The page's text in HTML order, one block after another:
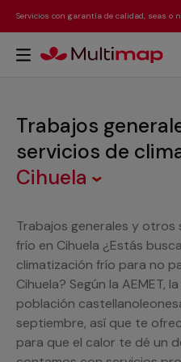
Servicios con garantía de calidad, seas o
Trabajos
servicios de
Cihuela
Trabajos generales y otros
frío en Cihuela ¿Estás
climatización frío para no
Cihuela? Según la AEMET,
población
septiembre, así que te
para que el calor te dé un